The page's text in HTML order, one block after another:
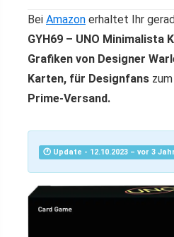
Bei Amazon erhaltet Ihr
GYH69 – UNO Minimalista
Grafiken von Designer
Karten, für Designfans
Prime-Versand.
🕐 Update - 12.10.2023 – vor 3